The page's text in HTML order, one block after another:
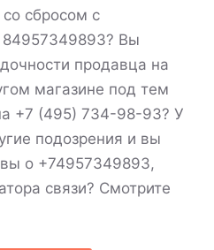
сбросом с
84957349893? Вы
продавца на
магазине под тем
+7 (495) 734-98-93? У
подозрения и вы
о +74957349893,
связи? Смотрите